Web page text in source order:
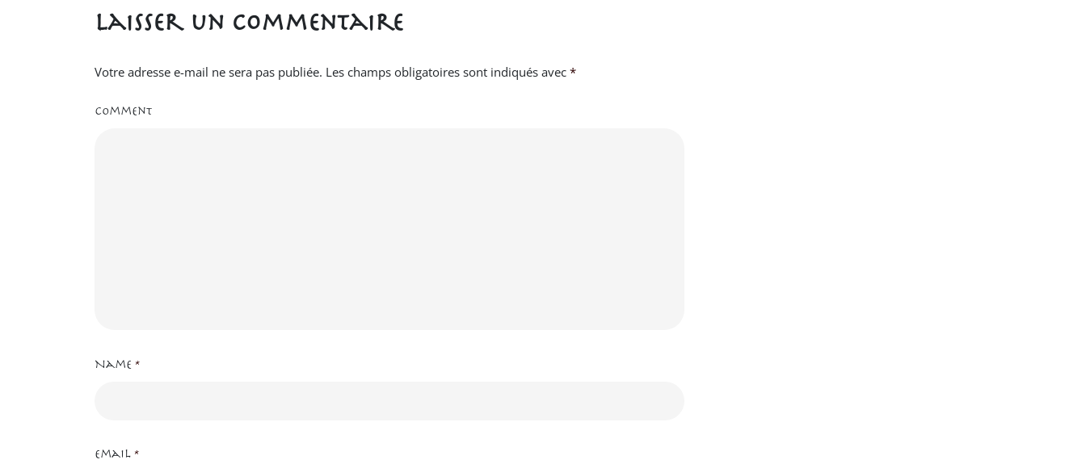
Laisser un commentaire
Votre adresse e-mail ne sera pas publiée. Les champs obligatoires sont indiqués avec *
Comment
Name *
Email *